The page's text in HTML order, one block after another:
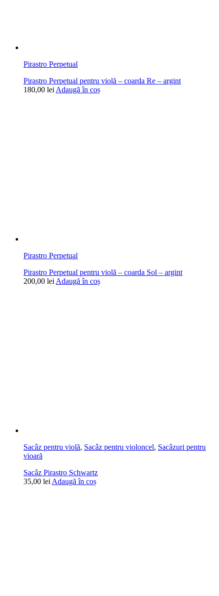
Pirastro Perpetual
Pirastro Perpetual pentru violă – coarda Re – argint
180,00 lei Adaugă în coș
Pirastro Perpetual
Pirastro Perpetual pentru violă – coarda Sol – argint
200,00 lei Adaugă în coș
Sacâz pentru violă, Sacâz pentru violoncel, Sacâzuri pentru
vioară
Sacâz Pirastro Schwartz
35,00 lei Adaugă în coș